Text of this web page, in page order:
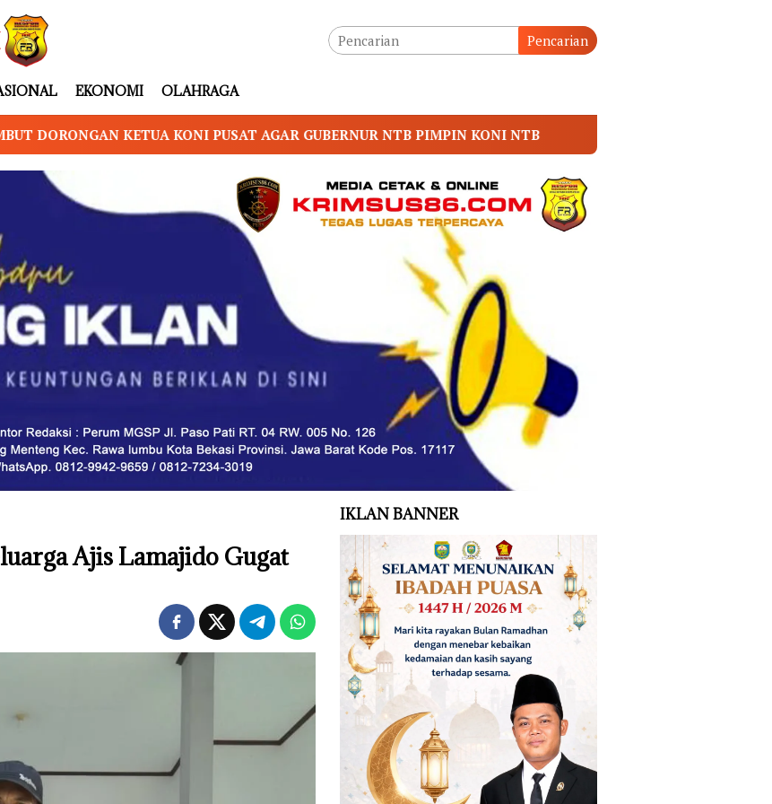
Pencarian
EKONOMI OLAHRAGA
KONI PUSAT AGAR GUBERNUR NTB PIMPIN KONI NTB Prof. Dr. Sutan Nasomal Dorong MA Perkuat
Ajis Lamajido Gugat
IKLAN BANNER